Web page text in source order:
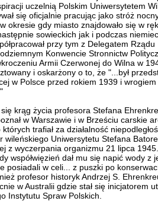
uczelnią Polskim Uniwersytetem
się oficjalnie pracując jako stróż
okresie gdy miasto znajdowało się w
sowieckich jak i podczas
przy tym z Delegatem Rządu
Konwencie Stronnictw
Armii Czerwonej do Wilna w
i oskarżony o to, że "...był
w Polsce przed rokiem 1939 i
się krąg życia profesora Stefana
w Warszawie i w Brześciu carskie
trafiał za działalność
wileńskiego Uniwersytetu Stefana
z wyczerpania organizmu 21 lipca
współwięzień dał mu się napić wody z
posiadali w celi... z puszki po
profesor historyk Andrzej S.
w Australii gdzie stał się inicjatorem
Instytutu Spraw Polskich.